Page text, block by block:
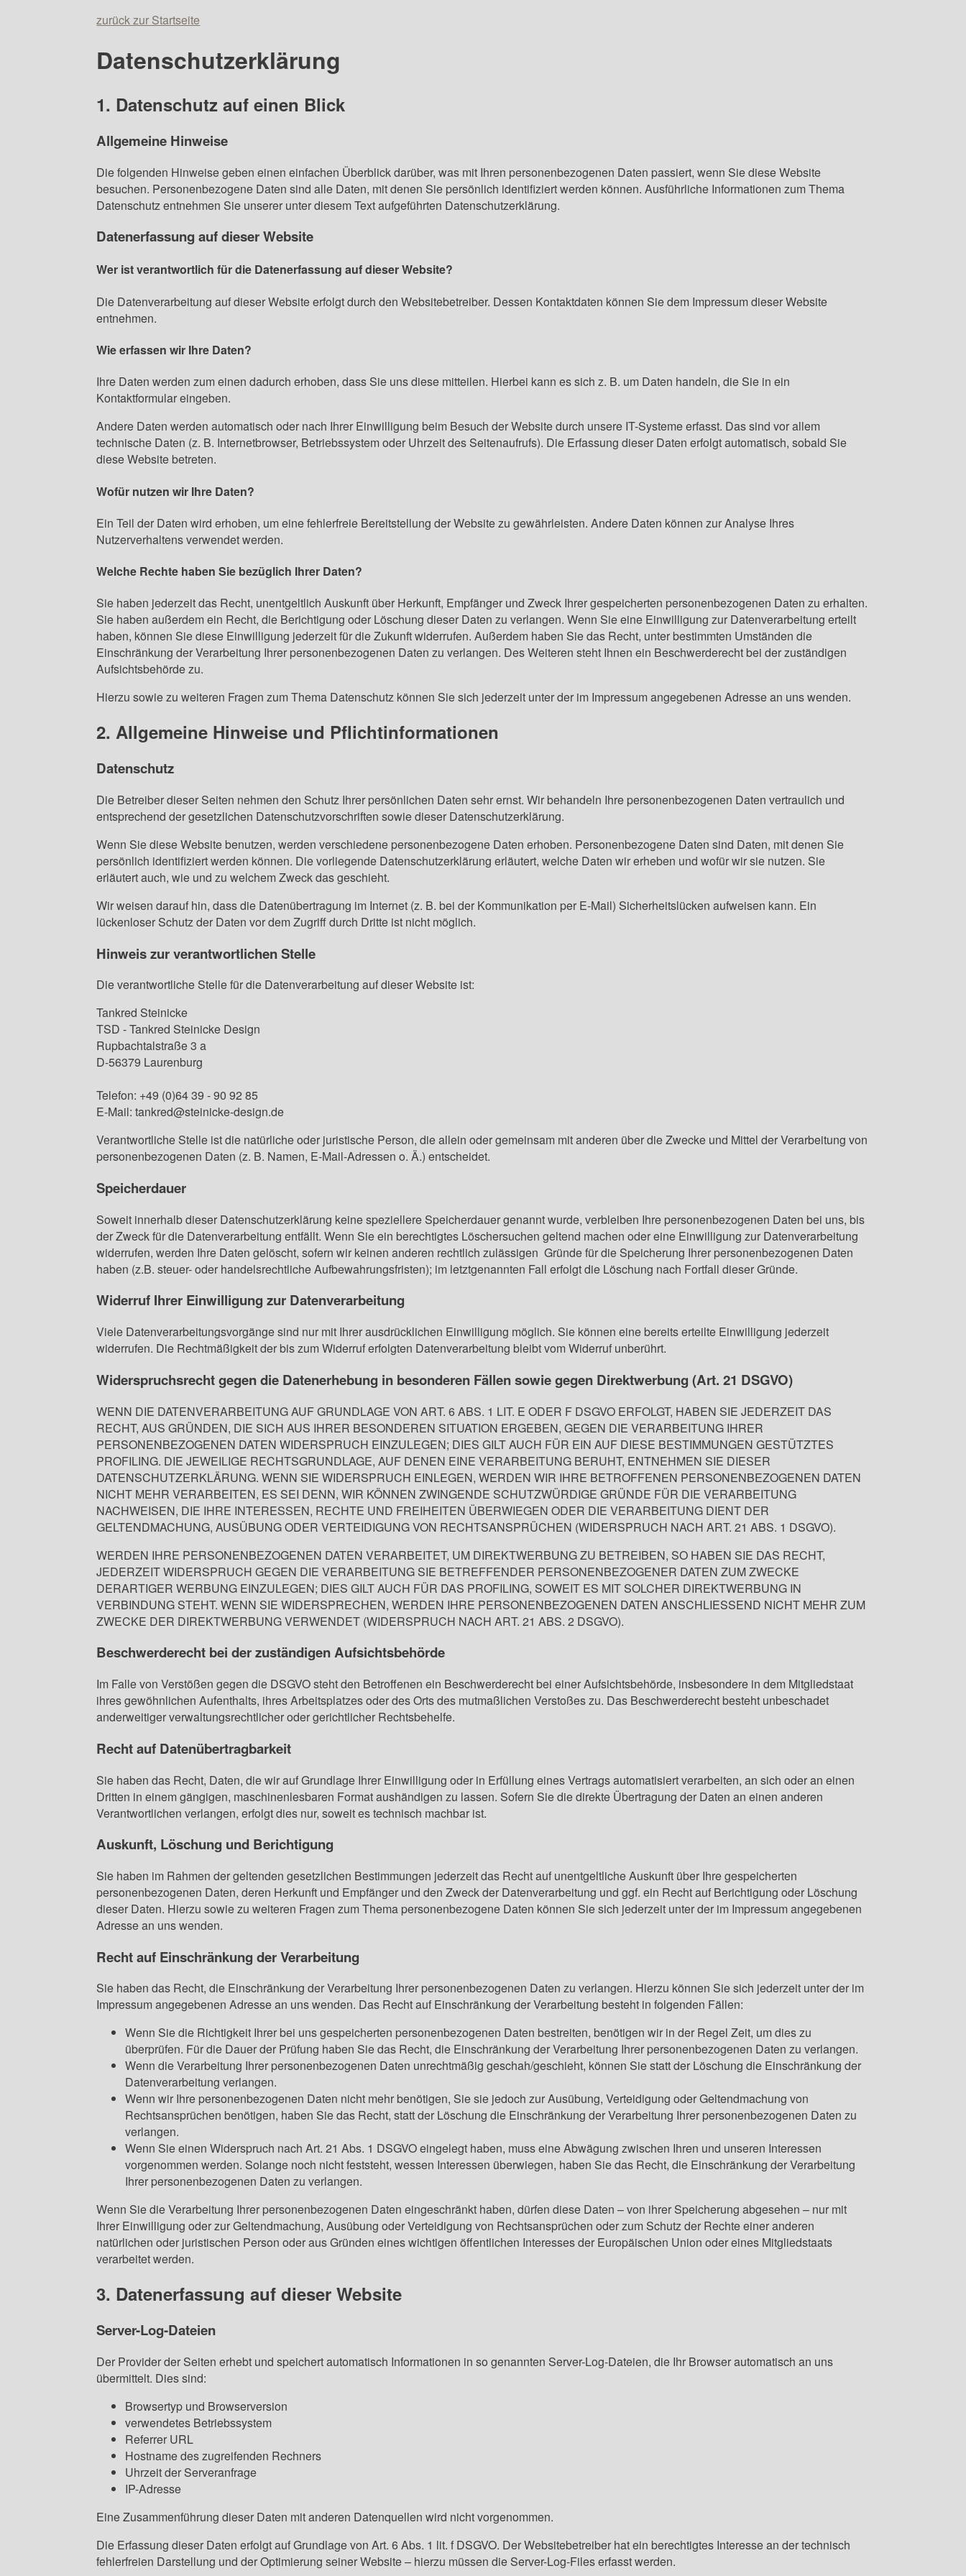
zurück zur Startseite
Datenschutz­erklärung
1. Datenschutz auf einen Blick
Allgemeine Hinweise
Die folgenden Hinweise geben einen einfachen Überblick darüber, was mit Ihren personenbezogenen Daten passiert, wenn Sie diese Website
besuchen. Personenbezogene Daten sind alle Daten, mit denen Sie persönlich identifiziert werden können. Ausführliche Informationen zum Thema
Datenschutz entnehmen Sie unserer unter diesem Text aufgeführten Datenschutzerklärung.
Datenerfassung auf dieser Website
Wer ist verantwortlich für die Datenerfassung auf dieser Website?
Die Datenverarbeitung auf dieser Website erfolgt durch den Websitebetreiber. Dessen Kontaktdaten können Sie dem Impressum dieser Website
entnehmen.
Wie erfassen wir Ihre Daten?
Ihre Daten werden zum einen dadurch erhoben, dass Sie uns diese mitteilen. Hierbei kann es sich z. B. um Daten handeln, die Sie in ein
Kontaktformular eingeben.
Andere Daten werden automatisch oder nach Ihrer Einwilligung beim Besuch der Website durch unsere IT-Systeme erfasst. Das sind vor allem
technische Daten (z. B. Internetbrowser, Betriebssystem oder Uhrzeit des Seitenaufrufs). Die Erfassung dieser Daten erfolgt automatisch, sobald Sie
diese Website betreten.
Wofür nutzen wir Ihre Daten?
Ein Teil der Daten wird erhoben, um eine fehlerfreie Bereitstellung der Website zu gewährleisten. Andere Daten können zur Analyse Ihres
Nutzerverhaltens verwendet werden.
Welche Rechte haben Sie bezüglich Ihrer Daten?
Sie haben jederzeit das Recht, unentgeltlich Auskunft über Herkunft, Empfänger und Zweck Ihrer gespeicherten personenbezogenen Daten zu erhalten.
Sie haben außerdem ein Recht, die Berichtigung oder Löschung dieser Daten zu verlangen. Wenn Sie eine Einwilligung zur Datenverarbeitung erteilt
haben, können Sie diese Einwilligung jederzeit für die Zukunft widerrufen. Außerdem haben Sie das Recht, unter bestimmten Umständen die
Einschränkung der Verarbeitung Ihrer personenbezogenen Daten zu verlangen. Des Weiteren steht Ihnen ein Beschwerderecht bei der zuständigen
Aufsichtsbehörde zu.
Hierzu sowie zu weiteren Fragen zum Thema Datenschutz können Sie sich jederzeit unter der im Impressum angegebenen Adresse an uns wenden.
2. Allgemeine Hinweise und Pflicht­informationen
Datenschutz
Die Betreiber dieser Seiten nehmen den Schutz Ihrer persönlichen Daten sehr ernst. Wir behandeln Ihre personenbezogenen Daten vertraulich und
entsprechend der gesetzlichen Datenschutzvorschriften sowie dieser Datenschutzerklärung.
Wenn Sie diese Website benutzen, werden verschiedene personenbezogene Daten erhoben. Personenbezogene Daten sind Daten, mit denen Sie
persönlich identifiziert werden können. Die vorliegende Datenschutzerklärung erläutert, welche Daten wir erheben und wofür wir sie nutzen. Sie
erläutert auch, wie und zu welchem Zweck das geschieht.
Wir weisen darauf hin, dass die Datenübertragung im Internet (z. B. bei der Kommunikation per E-Mail) Sicherheitslücken aufweisen kann. Ein
lückenloser Schutz der Daten vor dem Zugriff durch Dritte ist nicht möglich.
Hinweis zur verantwortlichen Stelle
Die verantwortliche Stelle für die Datenverarbeitung auf dieser Website ist:
Tankred Steinicke
TSD - Tankred Steinicke Design
Rupbachtalstraße 3 a
D-56379 Laurenburg
Telefon: +49 (0)64 39 - 90 92 85
E-Mail: tankred@steinicke-design.de
Verantwortliche Stelle ist die natürliche oder juristische Person, die allein oder gemeinsam mit anderen über die Zwecke und Mittel der Verarbeitung von
personenbezogenen Daten (z. B. Namen, E-Mail-Adressen o. Ä.) entscheidet.
Speicherdauer
Soweit innerhalb dieser Datenschutzerklärung keine speziellere Speicherdauer genannt wurde, verbleiben Ihre personenbezogenen Daten bei uns, bis
der Zweck für die Datenverarbeitung entfällt. Wenn Sie ein berechtigtes Löschersuchen geltend machen oder eine Einwilligung zur Datenverarbeitung
widerrufen, werden Ihre Daten gelöscht, sofern wir keinen anderen rechtlich zulässigen Gründe für die Speicherung Ihrer personenbezogenen Daten
haben (z.B. steuer- oder handelsrechtliche Aufbewahrungsfristen); im letztgenannten Fall erfolgt die Löschung nach Fortfall dieser Gründe.
Widerruf Ihrer Einwilligung zur Datenverarbeitung
Viele Datenverarbeitungsvorgänge sind nur mit Ihrer ausdrücklichen Einwilligung möglich. Sie können eine bereits erteilte Einwilligung jederzeit
widerrufen. Die Rechtmäßigkeit der bis zum Widerruf erfolgten Datenverarbeitung bleibt vom Widerruf unberührt.
Widerspruchsrecht gegen die Datenerhebung in besonderen Fällen sowie gegen Direktwerbung (Art. 21 DSGVO)
WENN DIE DATENVERARBEITUNG AUF GRUNDLAGE VON ART. 6 ABS. 1 LIT. E ODER F DSGVO ERFOLGT, HABEN SIE JEDERZEIT DAS
RECHT, AUS GRÜNDEN, DIE SICH AUS IHRER BESONDEREN SITUATION ERGEBEN, GEGEN DIE VERARBEITUNG IHRER
PERSONENBEZOGENEN DATEN WIDERSPRUCH EINZULEGEN; DIES GILT AUCH FÜR EIN AUF DIESE BESTIMMUNGEN GESTÜTZTES
PROFILING. DIE JEWEILIGE RECHTSGRUNDLAGE, AUF DENEN EINE VERARBEITUNG BERUHT, ENTNEHMEN SIE DIESER
DATENSCHUTZERKLÄRUNG. WENN SIE WIDERSPRUCH EINLEGEN, WERDEN WIR IHRE BETROFFENEN PERSONENBEZOGENEN DATEN
NICHT MEHR VERARBEITEN, ES SEI DENN, WIR KÖNNEN ZWINGENDE SCHUTZWÜRDIGE GRÜNDE FÜR DIE VERARBEITUNG
NACHWEISEN, DIE IHRE INTERESSEN, RECHTE UND FREIHEITEN ÜBERWIEGEN ODER DIE VERARBEITUNG DIENT DER
GELTENDMACHUNG, AUSÜBUNG ODER VERTEIDIGUNG VON RECHTSANSPRÜCHEN (WIDERSPRUCH NACH ART. 21 ABS. 1 DSGVO).
WERDEN IHRE PERSONENBEZOGENEN DATEN VERARBEITET, UM DIREKTWERBUNG ZU BETREIBEN, SO HABEN SIE DAS RECHT,
JEDERZEIT WIDERSPRUCH GEGEN DIE VERARBEITUNG SIE BETREFFENDER PERSONENBEZOGENER DATEN ZUM ZWECKE
DERARTIGER WERBUNG EINZULEGEN; DIES GILT AUCH FÜR DAS PROFILING, SOWEIT ES MIT SOLCHER DIREKTWERBUNG IN
VERBINDUNG STEHT. WENN SIE WIDERSPRECHEN, WERDEN IHRE PERSONENBEZOGENEN DATEN ANSCHLIESSEND NICHT MEHR ZUM
ZWECKE DER DIREKTWERBUNG VERWENDET (WIDERSPRUCH NACH ART. 21 ABS. 2 DSGVO).
Beschwerde­recht bei der zuständigen Aufsichts­behörde
Im Falle von Verstößen gegen die DSGVO steht den Betroffenen ein Beschwerderecht bei einer Aufsichtsbehörde, insbesondere in dem Mitgliedstaat
ihres gewöhnlichen Aufenthalts, ihres Arbeitsplatzes oder des Orts des mutmaßlichen Verstoßes zu. Das Beschwerderecht besteht unbeschadet
anderweitiger verwaltungsrechtlicher oder gerichtlicher Rechtsbehelfe.
Recht auf Daten­übertrag­barkeit
Sie haben das Recht, Daten, die wir auf Grundlage Ihrer Einwilligung oder in Erfüllung eines Vertrags automatisiert verarbeiten, an sich oder an einen
Dritten in einem gängigen, maschinenlesbaren Format aushändigen zu lassen. Sofern Sie die direkte Übertragung der Daten an einen anderen
Verantwortlichen verlangen, erfolgt dies nur, soweit es technisch machbar ist.
Auskunft, Löschung und Berichtigung
Sie haben im Rahmen der geltenden gesetzlichen Bestimmungen jederzeit das Recht auf unentgeltliche Auskunft über Ihre gespeicherten
personenbezogenen Daten, deren Herkunft und Empfänger und den Zweck der Datenverarbeitung und ggf. ein Recht auf Berichtigung oder Löschung
dieser Daten. Hierzu sowie zu weiteren Fragen zum Thema personenbezogene Daten können Sie sich jederzeit unter der im Impressum angegebenen
Adresse an uns wenden.
Recht auf Einschränkung der Verarbeitung
Sie haben das Recht, die Einschränkung der Verarbeitung Ihrer personenbezogenen Daten zu verlangen. Hierzu können Sie sich jederzeit unter der im
Impressum angegebenen Adresse an uns wenden. Das Recht auf Einschränkung der Verarbeitung besteht in folgenden Fällen:
Wenn Sie die Richtigkeit Ihrer bei uns gespeicherten personenbezogenen Daten bestreiten, benötigen wir in der Regel Zeit, um dies zu
überprüfen. Für die Dauer der Prüfung haben Sie das Recht, die Einschränkung der Verarbeitung Ihrer personenbezogenen Daten zu verlangen.
Wenn die Verarbeitung Ihrer personenbezogenen Daten unrechtmäßig geschah/geschieht, können Sie statt der Löschung die Einschränkung der
Datenverarbeitung verlangen.
Wenn wir Ihre personenbezogenen Daten nicht mehr benötigen, Sie sie jedoch zur Ausübung, Verteidigung oder Geltendmachung von
Rechtsansprüchen benötigen, haben Sie das Recht, statt der Löschung die Einschränkung der Verarbeitung Ihrer personenbezogenen Daten zu
verlangen.
Wenn Sie einen Widerspruch nach Art. 21 Abs. 1 DSGVO eingelegt haben, muss eine Abwägung zwischen Ihren und unseren Interessen
vorgenommen werden. Solange noch nicht feststeht, wessen Interessen überwiegen, haben Sie das Recht, die Einschränkung der Verarbeitung
Ihrer personenbezogenen Daten zu verlangen.
Wenn Sie die Verarbeitung Ihrer personenbezogenen Daten eingeschränkt haben, dürfen diese Daten – von ihrer Speicherung abgesehen – nur mit
Ihrer Einwilligung oder zur Geltendmachung, Ausübung oder Verteidigung von Rechtsansprüchen oder zum Schutz der Rechte einer anderen
natürlichen oder juristischen Person oder aus Gründen eines wichtigen öffentlichen Interesses der Europäischen Union oder eines Mitgliedstaats
verarbeitet werden.
3. Datenerfassung auf dieser Website
Server-Log-Dateien
Der Provider der Seiten erhebt und speichert automatisch Informationen in so genannten Server-Log-Dateien, die Ihr Browser automatisch an uns
übermittelt. Dies sind:
Browsertyp und Browserversion
verwendetes Betriebssystem
Referrer URL
Hostname des zugreifenden Rechners
Uhrzeit der Serveranfrage
IP-Adresse
Eine Zusammenführung dieser Daten mit anderen Datenquellen wird nicht vorgenommen.
Die Erfassung dieser Daten erfolgt auf Grundlage von Art. 6 Abs. 1 lit. f DSGVO. Der Websitebetreiber hat ein berechtigtes Interesse an der technisch
fehlerfreien Darstellung und der Optimierung seiner Website – hierzu müssen die Server-Log-Files erfasst werden.